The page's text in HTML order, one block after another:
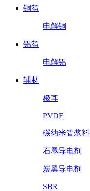
铜箔
电解铜
铝箔
电解铝
辅材
极耳
PVDF
碳纳米管浆料
石墨导电剂
炭黑导电剂
SBR